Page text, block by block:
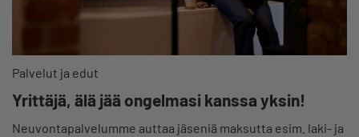
Palvelut ja edut
Yrittäjä, älä jää ongelmasi kanssa yksin!
Neuvontapalvelumme auttaa jäseniä maksutta esim. laki- ja